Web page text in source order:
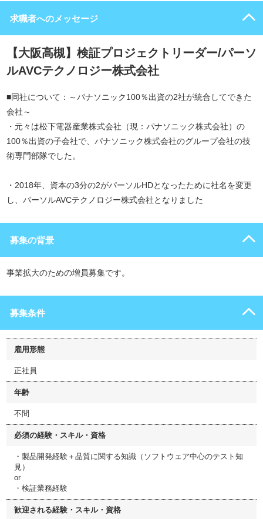
求職者へのメッセージ
【大阪高槻】検証プロジェクトリーダー/パーソ
ルAVCテクノロジー株式会社
■同社について：～パナソニック100％出資の2社が統合してできた
会社～
・元々は松下電器産業株式会社（現：パナソニック株式会社）の
100％出資の子会社で、パナソニック株式会社のグループ会社の技
術専門部隊でした。
・2018年、資本の3分の2がパーソルHDとなったために社名を変更
し、パーソルAVCテクノロジー株式会社となりました
募集の背景
事業拡大のための増員募集です。
募集条件
雇用形態
正社員
年齢
不問
必須の経験・スキル・資格
・製品開発経験＋品質に関する知識（ソフトウェア中心のテスト知
見）
or
・検証業務経験
歓迎される経験・スキル・資格